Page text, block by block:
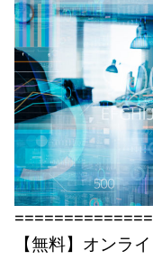
【無料】オンラ